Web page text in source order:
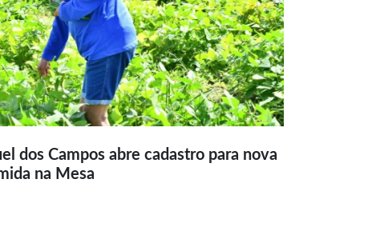
dos Campos abre cadastro para nova
na Mesa